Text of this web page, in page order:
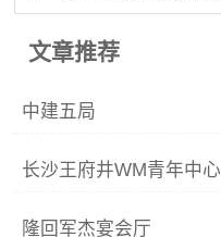
文章推荐
中建五局
长沙王府井WM青年中心
隆回军杰宴会厅